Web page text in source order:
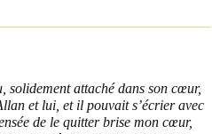
solidement attaché dans son cœur,
et lui, et il pouvait s’écrier avec
de le quitter brise mon cœur,